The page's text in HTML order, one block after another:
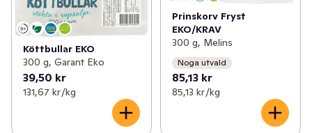
Köttbullar EKO
300 g, Garant Eko
39,50 kr
131,67 kr /kg
Prinskorv Fryst
EKO/KRAV
300 g, Melins
Noga utvald
85,13 kr
85,13 kr /kg